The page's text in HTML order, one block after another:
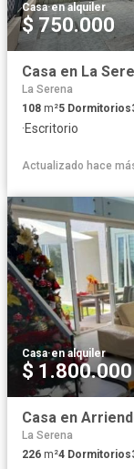
Casa·en alquiler
$ 750.000
Casa en La
La Serena
108 m²5 Dormitorios
·Escritorio
Actualizado hace
Casa·en alquiler
$ 1.800.000
La Serena
226 m²4 Dormitorios